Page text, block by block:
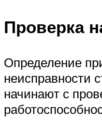
Проверка
Определение
неисправности
начинают с